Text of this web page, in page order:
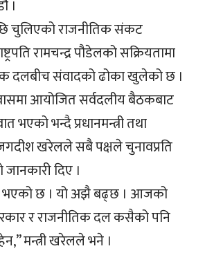
।
चुलिएको राजनीतिक संकट
रामचन्द्र पौडेलको सक्रियतामा
दलबीच संवादको ढोका खुलेको छ ।
आयोजित सर्वदलीय बैठकबाट
भएको भन्दै प्रधानमन्त्री तथा
खरेलले सबै पक्षले चुनावप्रति
जानकारी दिए ।
भएको छ । यो अझै बढ्छ । आजको
र राजनीतिक दल कसैको पनि
मन्त्री खरेलले भने ।